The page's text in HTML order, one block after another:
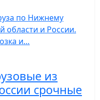
по Нижнему
области и России.
и…
из
срочные